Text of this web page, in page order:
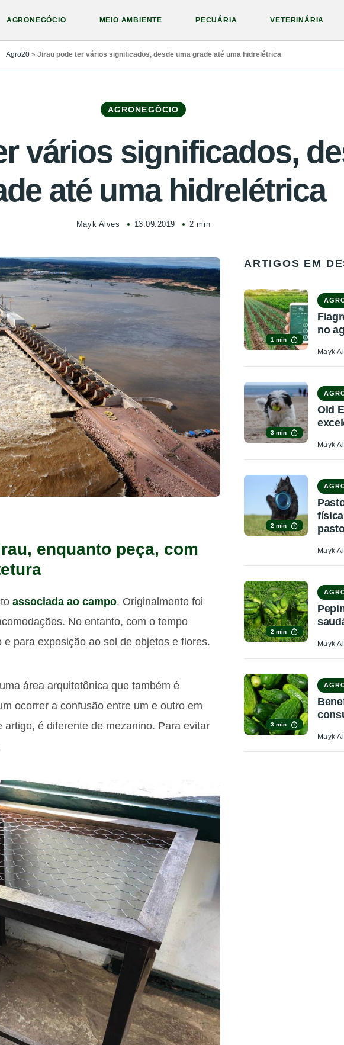
AGRONEGÓCIO MEIO AMBIENTE PECUÁRIA VETERINÁRIA
Agro20» Jirau pode ter vários significados, desde uma grade até uma hidrelétrica
AGRONEGÓCIO
vários significados,
até uma hidrelétrica
Mayk Alves 13.09.2019 2 min
enquanto peça, com
associada ao campo. Originalmente foi
No entanto, com o tempo
para exposição ao sol de objetos e flores.
área arquitetônica que também é
ocorrer a confusão entre um e outro em
é diferente de mezanino. Para evitar
ARTIGOS EM
1 min
no
Mayk
3 min
Old
Mayk
2 min
Mayk
2 min
Mayk
3 min
Mayk